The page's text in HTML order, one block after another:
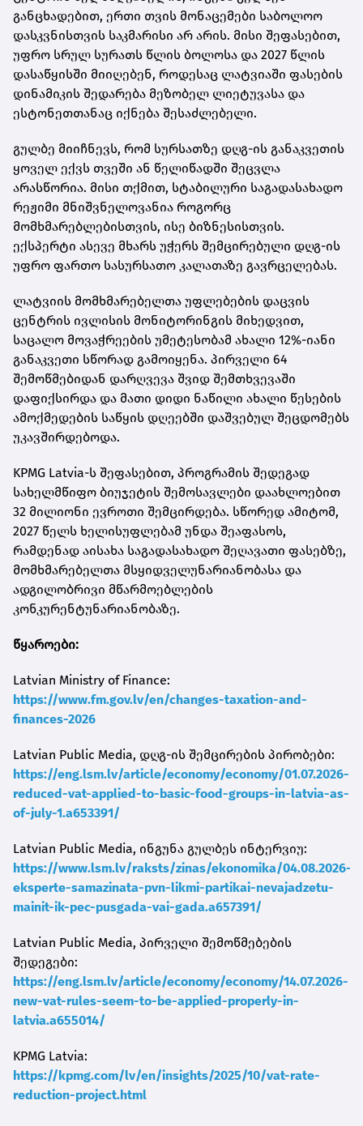
განცხადებით, ერთი თვის მონაცემები საბოლოო
დასკვნისთვის საკმარისი არ არის. მისი შეფასებით,
უფრო სრულ სურათს წლის ბოლოსა და 2027 წლის
დასაწყისში მიიღებენ, როდესაც ლატვიაში ფასების
დინამიკის შედარება მეზობელ ლიეტუვასა და
ესტონეთთანაც იქნება შესაძლებელი.
გულბე მიიჩნევს, რომ სურსათზე დღგ-ის განაკვეთის
ყოველ ექვს თვეში ან წელიწადში შეცვლა
არასწორია. მისი თქმით, სტაბილური საგადასახადო
რეჟიმი მნიშვნელოვანია როგორც
მომხმარებლებისთვის, ისე ბიზნესისთვის.
ექსპერტი ასევე მხარს უჭერს შემცირებული დღგ-ის
უფრო ფართო სასურსათო კალათაზე გავრცელებას.
ლატვიის მომხმარებელთა უფლებების დაცვის
ცენტრის ივლისის მონიტორინგის მიხედვით,
საცალო მოვაჭრეების უმეტესობამ ახალი 12%-იანი
განაკვეთი სწორად გამოიყენა. პირველი 64
შემოწმებიდან დარღვევა შვიდ შემთხვევაში
დაფიქსირდა და მათი დიდი ნაწილი ახალი წესების
ამოქმედების საწყის დღეებში დაშვებულ შეცდომებს
უკავშირდებოდა.
KPMG Latvia-ს შეფასებით, პროგრამის შედეგად
სახელმწიფო ბიუჯეტის შემოსავლები დაახლოებით
32 მილიონი ევროთი შემცირდება. სწორედ ამიტომ,
2027 წელს ხელისუფლებამ უნდა შეაფასოს,
რამდენად აისახა საგადასახადო შეღავათი ფასებზე,
მომხმარებელთა მსყიდველუნარიანობასა და
ადგილობრივი მწარმოებლების
კონკურენტუნარიანობაზე.
წყაროები:
Latvian Ministry of Finance:
https://www.fm.gov.lv/en/changes-taxation-and-
finances-2026
Latvian Public Media, დღგ-ის შემცირების პირობები:
https://eng.lsm.lv/article/economy/economy/01.07.2026-
reduced-vat-applied-to-basic-food-groups-in-latvia-as-
of-july-1.a653391/
Latvian Public Media, ინგუნა გულბეს ინტერვიუ:
https://www.lsm.lv/raksts/zinas/ekonomika/04.08.2026-
eksperte-samazinata-pvn-likmi-partikai-nevajadzetu-
mainit-ik-pec-pusgada-vai-gada.a657391/
Latvian Public Media, პირველი შემოწმებების
შედეგები:
https://eng.lsm.lv/article/economy/economy/14.07.2026-
new-vat-rules-seem-to-be-applied-properly-in-
latvia.a655014/
KPMG Latvia:
https://kpmg.com/lv/en/insights/2025/10/vat-rate-
reduction-project.html